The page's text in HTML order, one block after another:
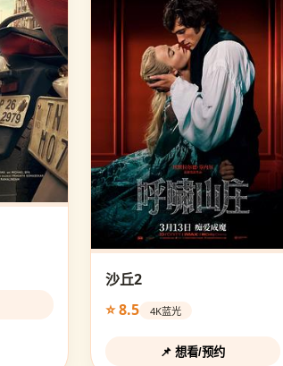
沙丘2
⭐ 8.5
4K蓝光
📌 想看/预约